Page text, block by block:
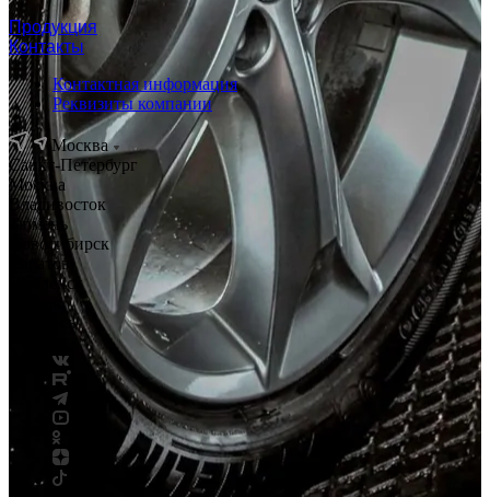
Продукция
Контакты
Контактная информация
Реквизиты компании
Москва
Санкт-Петербург
Москва
Владивосток
Тюмень
Новосибирск
Саратов
Смоленск
Беларусь